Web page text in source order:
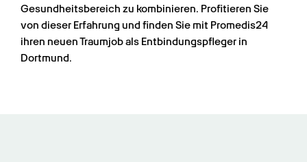
Gesundheitsbereich zu kombinieren. Profitieren Sie
von dieser Erfahrung und finden Sie mit Promedis24
ihren neuen Traumjob als Entbindungspfleger in
Dortmund.